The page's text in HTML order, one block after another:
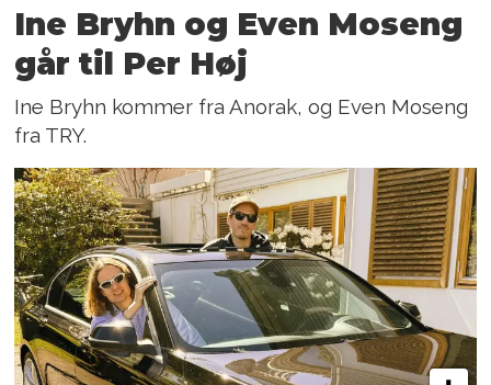
Ine Bryhn og Even Moseng
går til Per Høj
Ine Bryhn kommer fra Anorak, og Even Moseng
fra TRY.